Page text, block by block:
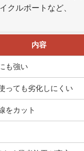
クルポートなど、
内容
も強い
っても劣化しにくい
をカット